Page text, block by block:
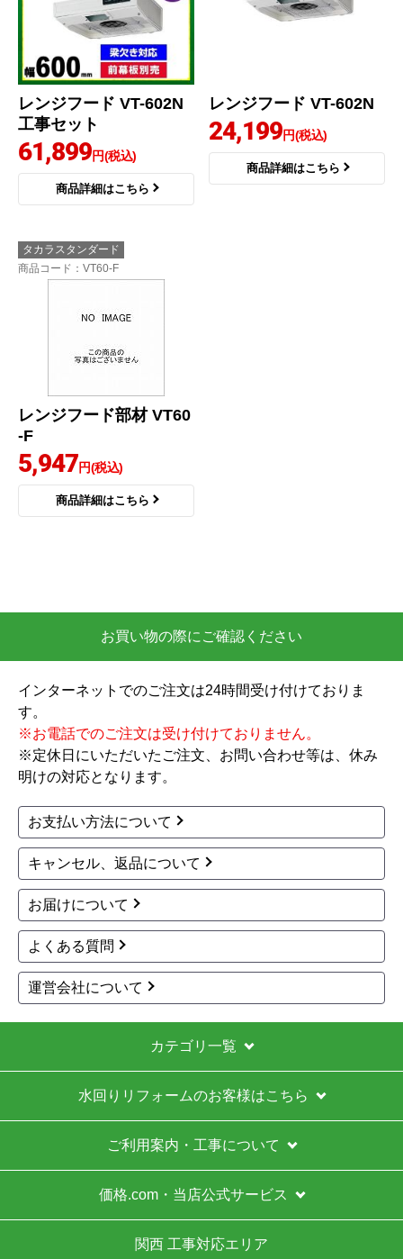
レンジフード VT-602N
工事セット
61,899円(税込)
商品詳細はこちら
レンジフード VT-602N
24,199円(税込)
商品詳細はこちら
タカラスタンダード
商品コード ：VT60-F
レンジフード部材 VT60
-F
5,947円(税込)
商品詳細はこちら
お買い物の際にご確認ください
インターネットでのご注文は24時間受け付けておりま
す。
※お電話でのご注文は受け付けておりません。
※定休日にいただいたご注文、お問い合わせ等は、休み
明けの対応となります。
お支払い方法について
キャンセル、返品について
お届けについて
よくある質問
運営会社について
カテゴリ一覧
水回りリフォームのお客様はこちら
ご利用案内・工事について
価格.com・当店公式サービス
関西 工事対応エリア